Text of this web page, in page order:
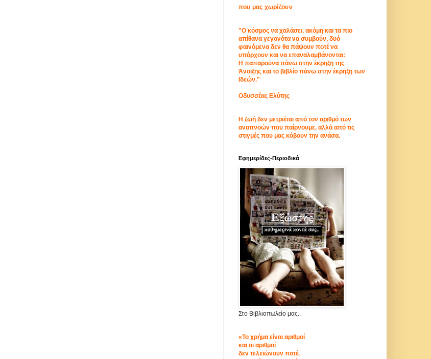
που μας χωρίζουν
"Ο κόσμος να χαλάσει, ακόμη και τα πιο
απίθανα γεγονότα να συμβούν, δυό
φαινόμενα δεν θα πάψουν ποτέ να
υπάρχουν και να επαναλαμβάνονται:
Η παπαρούνα πάνω στην έκρηξη της
Άνοιξης και το βιβλίο πάνω στην έκρηξη των
Ιδεών."
Οδυσσέας Ελύτης
Η ζωή δεν μετριέται από τον αριθμό των
αναπνοών που παίρνουμε, αλλά από τις
στιγμές που μας κόβουν την ανάσα.
Εφημερίδες-Περιοδικά
Στο Βιβλιοπωλείο μας..
«Το χρήμα είναι αριθμοί
και οι αριθμοί
δεν τελειώνουν ποτέ.